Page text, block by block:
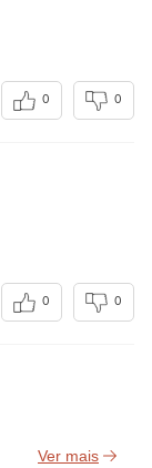
0 0
0 0